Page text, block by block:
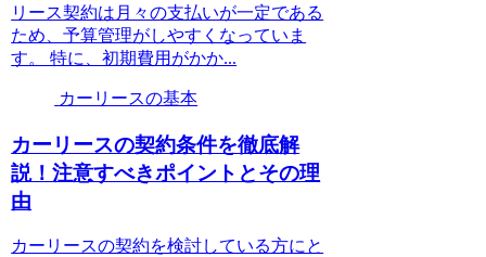
リース契約は月々の支払いが一定である
ため、予算管理がしやすくなっていま
す。 特に、初期費用がかか...
カーリースの基本
カーリースの契約条件を徹底解
説！注意すべきポイントとその理
由
カーリースの契約を検討している方にと